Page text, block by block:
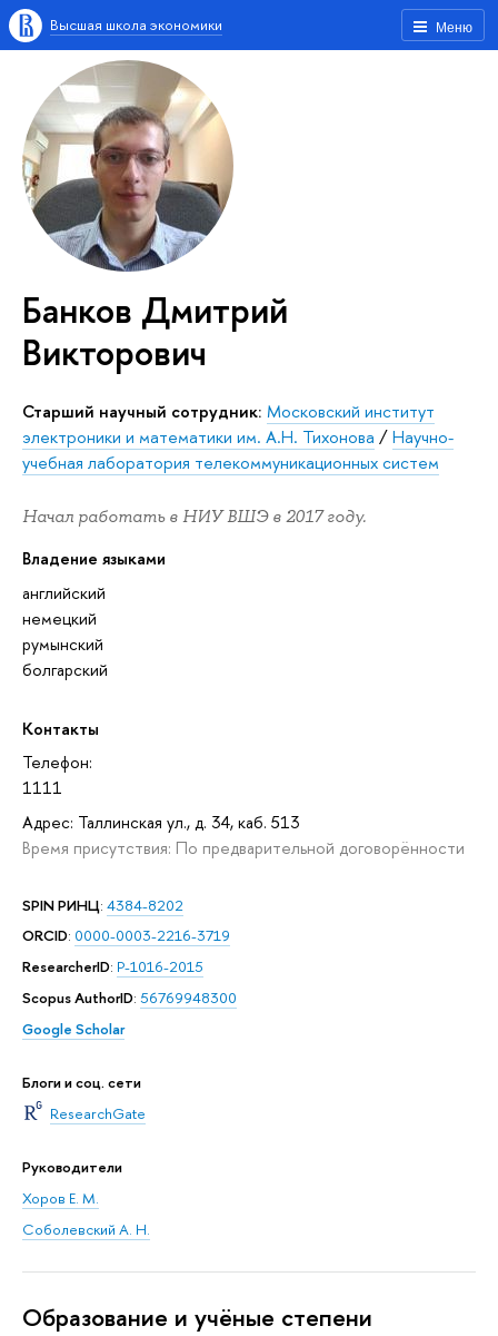
Меню
Высшая школа экономики
Банков Дмитрий
Викторович
Старший научный сотрудник: Московский институт
электроники и математики им. А.Н. Тихонова /Научно-
учебная лаборатория телекоммуникационных систем
Начал работать в НИУ ВШЭ в 2017 году.
Владение языками
английский
немецкий
румынский
болгарский
Контакты
Телефон:
1111
Адрес: Таллинская ул., д. 34, каб. 513
Время присутствия: По предварительной договорённости
SPIN РИНЦ: 4384-8202
ORCID: 0000-0003-2216-3719
ResearcherID: P-1016-2015
Scopus AuthorID: 56769948300
Google Scholar
Блоги и соц. сети
ResearchGate
Руководители
Хоров Е. М.
Соболевский А. Н.
Oбразование и учёные степени